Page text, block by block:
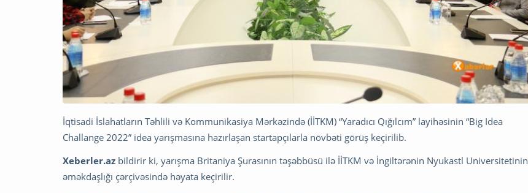
İqtisadi İslahatların Təhlili və Kommunikasiya Mərkəzində (İİTKM) “Yaradıcı Qığılcım” layihəsinin “Big Idea
Challange 2022” idea yarışmasına hazırlaşan startapçılarla növbəti görüş keçirilib.
Xeberler.az bildirir ki, yarışma Britaniya Şurasının təşəbbüsü ilə İİTKM və İngiltərənin Nyukastl Universitetinin
əməkdaşlığı çərçivəsində həyata keçirilir.